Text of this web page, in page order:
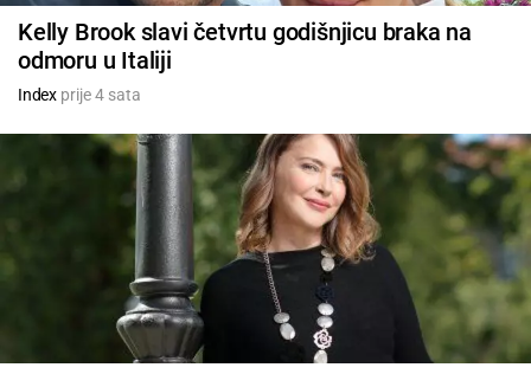
Kelly Brook slavi četvrtu godišnjicu braka na
odmoru u Italiji
Index prije 4 sata